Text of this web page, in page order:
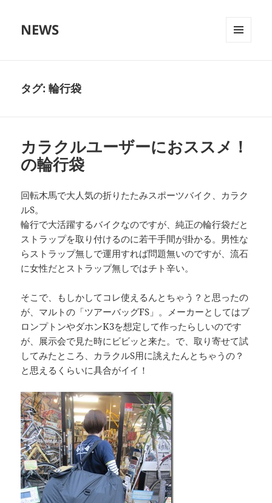
NEWS
タグ:輪行袋
カラクルユーザーにおススメ！
の輪行袋
回転木馬で大人気の折りたたみスポーツバイク、カラク
ルS。
輪行で大活躍するバイクなのですが、純正の輪行袋だと
ストラップを取り付けるのに若干手間が掛かる。男性な
らストラップ無しで運用すれば問題無いのですが、流石
に女性だとストラップ無しではチト辛い。
そこで、もしかしてコレ使えるんとちゃう？と思ったの
が、マルトの「ツアーバッグFS」。メーカーとしてはブ
ロンプトンやダホンK3を想定して作ったらしいのです
が、展示会で見た時にビビッと来た。で、取り寄せて試
してみたところ、カラクルS用に誂えたんとちゃうの？
と思えるくらいに具合がイイ！